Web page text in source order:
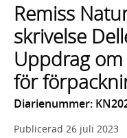
lista
med
sökförslag
Remiss
skrivelse
Uppdrag
för
Diarienummer:
Publicerad 26 juli 2023